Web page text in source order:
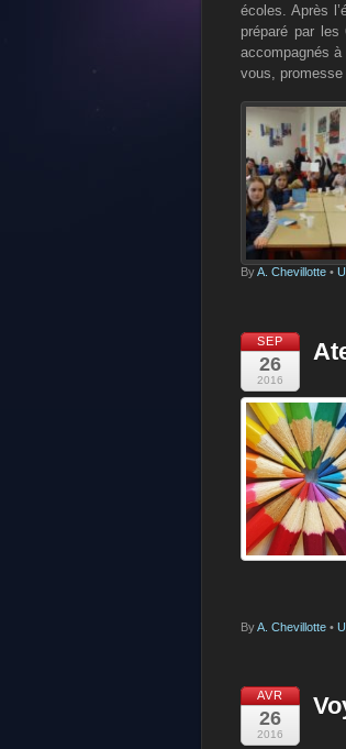
écoles. Après
préparé par
accompagnés
vous, promesse
ByA. Chevillotte •
SEP
26
2016
ByA. Chevillotte •
AVR
26
2016